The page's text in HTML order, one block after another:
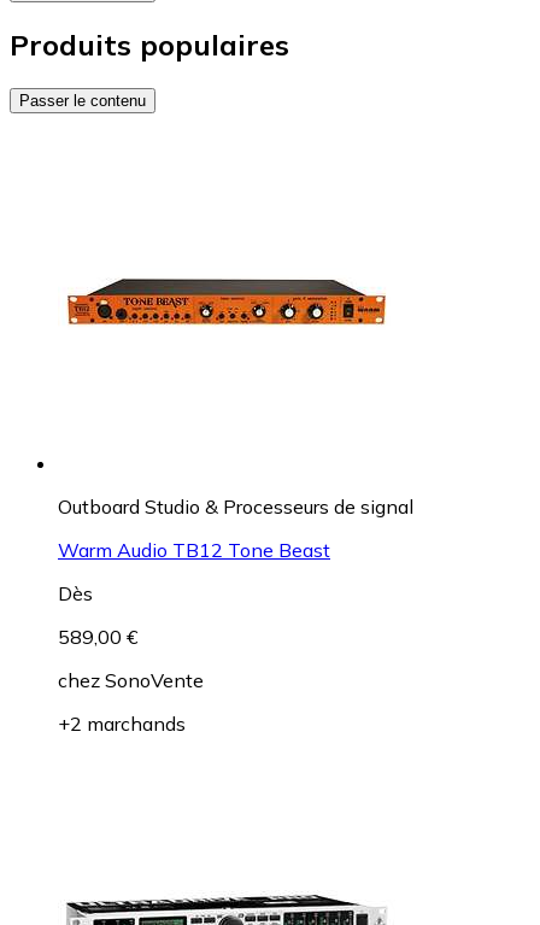
Produits populaires
Passer le contenu
Outboard Studio & Processeurs de signal
Warm Audio TB12 Tone Beast
Dès
589,00 €
chez SonoVente
+2 marchands